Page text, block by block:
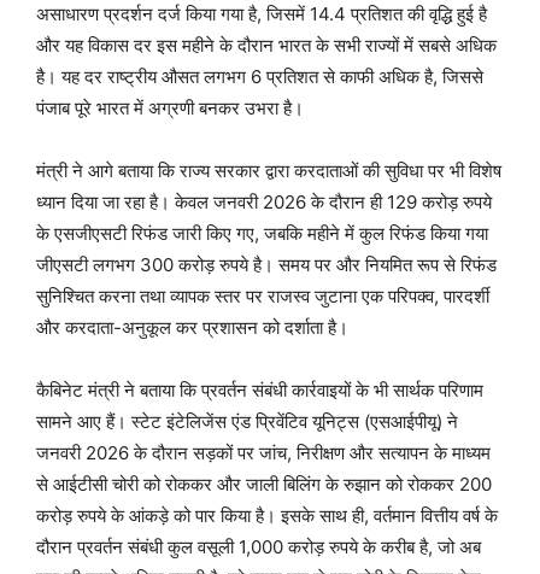
असाधारण प्रदर्शन दर्ज किया गया है, जिसमें 14.4 प्रतिशत की वृद्धि हुई है
और यह विकास दर इस महीने के दौरान भारत के सभी राज्यों में सबसे अधिक
है। यह दर राष्ट्रीय औसत लगभग 6 प्रतिशत से काफी अधिक है, जिससे
पंजाब पूरे भारत में अग्रणी बनकर उभरा है।
मंत्री ने आगे बताया कि राज्य सरकार द्वारा करदाताओं की सुविधा पर भी विशेष
ध्यान दिया जा रहा है। केवल जनवरी 2026 के दौरान ही 129 करोड़ रुपये
के एसजीएसटी रिफंड जारी किए गए, जबकि महीने में कुल रिफंड किया गया
जीएसटी लगभग 300 करोड़ रुपये है। समय पर और नियमित रूप से रिफंड
सुनिश्चित करना तथा व्यापक स्तर पर राजस्व जुटाना एक परिपक्व, पारदर्शी
और करदाता-अनुकूल कर प्रशासन को दर्शाता है।
कैबिनेट मंत्री ने बताया कि प्रवर्तन संबंधी कार्रवाइयों के भी सार्थक परिणाम
सामने आए हैं। स्टेट इंटेलिजेंस एंड प्रिवेंटिव यूनिट्स (एसआईपीयू) ने
जनवरी 2026 के दौरान सड़कों पर जांच, निरीक्षण और सत्यापन के माध्यम
से आईटीसी चोरी को रोककर और जाली बिलिंग के रुझान को रोककर 200
करोड़ रुपये के आंकड़े को पार किया है। इसके साथ ही, वर्तमान वित्तीय वर्ष के
दौरान प्रवर्तन संबंधी कुल वसूली 1,000 करोड़ रुपये के करीब है, जो अब